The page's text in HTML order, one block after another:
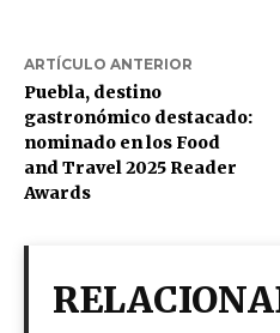
ARTÍCULO ANTERIOR
Puebla, destino
gastronómico destacado:
nominado en los Food
and Travel 2025 Reader
Awards